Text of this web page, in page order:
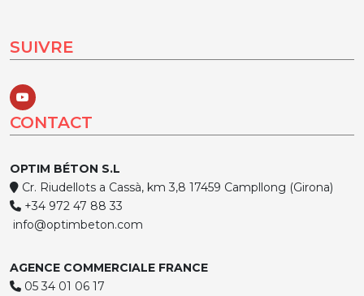
SUIVRE
CONTACT
OPTIM BÉTON S.L
Cr. Riudellots a Cassà, km 3,8 17459 Campllong (Girona)
+34 972 47 88 33
info@optimbeton.com
AGENCE COMMERCIALE FRANCE
05 34 01 06 17